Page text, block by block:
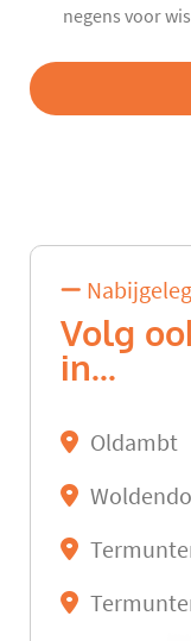
negens voor
Volg
in...
Oldambt